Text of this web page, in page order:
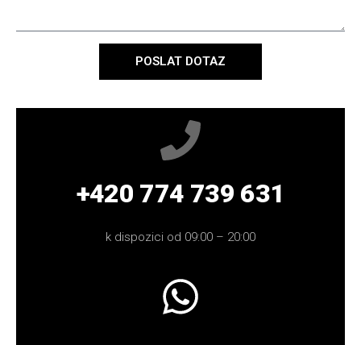
POSLAT DOTAZ
+420 774 739 631
k dispozici od 09:00 – 20:00